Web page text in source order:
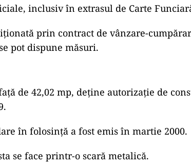
inclusiv în extrasul de Carte
prin contract de vânzare-
pot dispune măsuri.
de 42,02 mp, deține autorizație de
în folosință a fost emis în martie 2000.
se face printr-o scară metalică.